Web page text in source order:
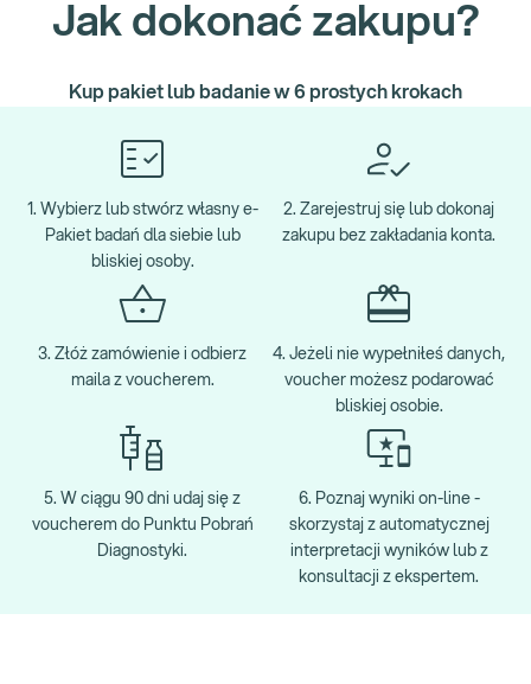
Jak dokonać zakupu?
Kup pakiet lub badanie w 6 prostych krokach
1. Wybierz lub stwórz własny e-
Pakiet badań dla siebie lub
bliskiej osoby.
2. Zarejestruj się lub dokonaj
zakupu bez zakładania konta.
3. Złóż zamówienie i odbierz
maila z voucherem.
4. Jeżeli nie wypełniłeś danych,
voucher możesz podarować
bliskiej osobie.
5. W ciągu 90 dni udaj się z
voucherem do Punktu Pobrań
Diagnostyki.
6. Poznaj wyniki on-line -
skorzystaj z automatycznej
interpretacji wyników lub z
konsultacji z ekspertem.